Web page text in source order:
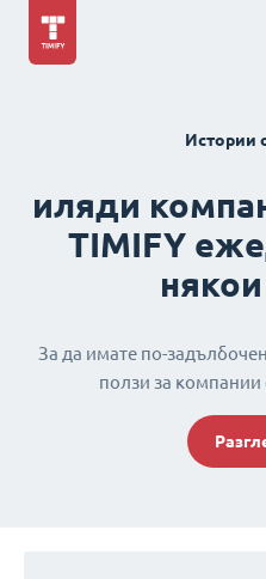
Истории
иляди
TIMIFY
За да имате по-
ползи за